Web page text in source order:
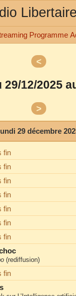
Libertaire
Programme
<
12/2025
>
lundi 29 décembre
fin
fin
fin
fin
fin
fin
fin
(rediffusion)
fin